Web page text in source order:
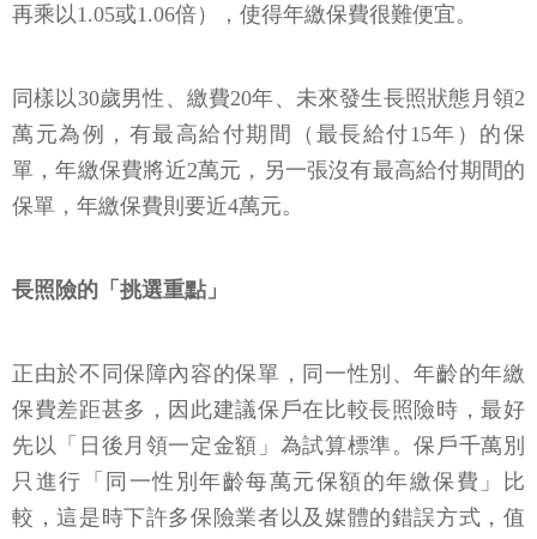
再乘以1.05或1.06倍），使得年繳保費很難便宜。
同樣以30歲男性、繳費20年、未來發生長照狀態月領2
萬元為例，有最高給付期間（最長給付15年）的保
單，年繳保費將近2萬元，另一張沒有最高給付期間的
保單，年繳保費則要近4萬元。
長照險的「挑選重點」
正由於不同保障內容的保單，同一性別、年齡的年繳
保費差距甚多，因此建議保戶在比較長照險時，最好
先以「日後月領一定金額」為試算標準。保戶千萬別
只進行「同一性別年齡每萬元保額的年繳保費」比
較，這是時下許多保險業者以及媒體的錯誤方式，值